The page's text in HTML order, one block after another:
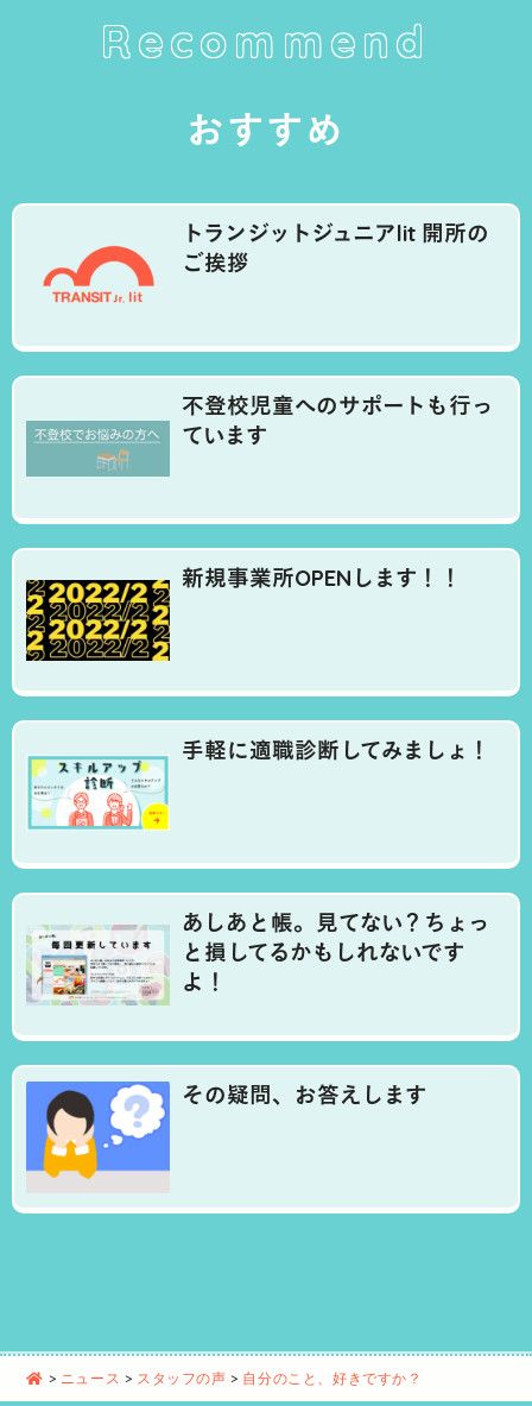
Recommend
おすすめ
トランジットジュニアlit 開所の
ご挨拶
不登校児童へのサポートも行っ
ています
新規事業所OPENします！！
手軽に適職診断してみましょ！
あしあと帳。見てない？ちょっ
と損してるかもしれないです
よ！
その疑問、お答えします
> ニュース > スタッフの声 > 自分のこと、好きですか？